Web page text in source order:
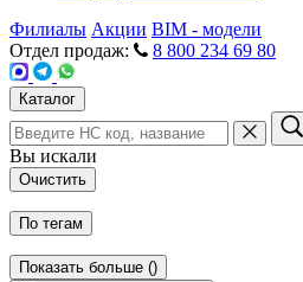
Филиалы Акции BIM - модели
Отдел продаж:
8 800 234 69 80
Каталог
Вы искали
Очистить
По тегам
Показать больше ()